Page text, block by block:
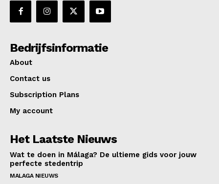
Bedrijfsinformatie
About
Contact us
Subscription Plans
My account
Het Laatste Nieuws
Wat te doen in Málaga? De ultieme gids voor jouw
perfecte stedentrip
MALAGA NIEUWS